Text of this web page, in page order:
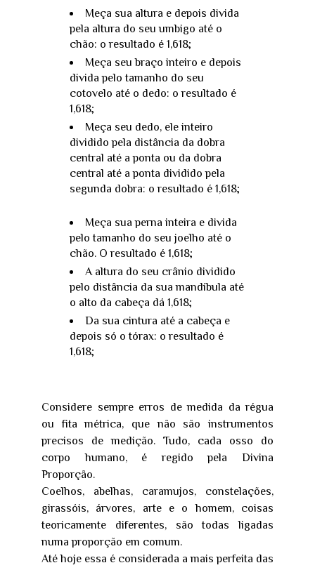
Meça sua altura e depois divida
pela altura do seu umbigo até o
chão: o resultado é 1,618;
Meça seu braço inteiro e depois
divida pelo tamanho do seu
cotovelo até o dedo: o resultado é
1,618;
Meça seu dedo, ele inteiro
dividido pela distância da dobra
central até a ponta ou da dobra
central até a ponta dividido pela
segunda dobra: o resultado é 1,618;
Meça sua perna inteira e divida
pelo tamanho do seu joelho até o
chão. O resultado é 1,618;
A altura do seu crânio dividido
pelo distância da sua mandíbula até
o alto da cabeça dá 1,618;
Da sua cintura até a cabeça e
depois só o tórax: o resultado é
1,618;
Considere sempre erros de medida da régua
ou fita métrica, que não são instrumentos
precisos de medição. Tudo, cada osso do
corpo humano, é regido pela Divina
Proporção.
Coelhos, abelhas, caramujos, constelações,
girassóis, árvores, arte e o homem, coisas
teoricamente diferentes, são todas ligadas
numa proporção em comum.
Até hoje essa é considerada a mais perfeita das